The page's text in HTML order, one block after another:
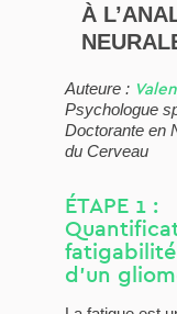
À
Auteure :
Psychologue
Doctorante en
du Cerveau
ÉTAPE 1 :
d’un